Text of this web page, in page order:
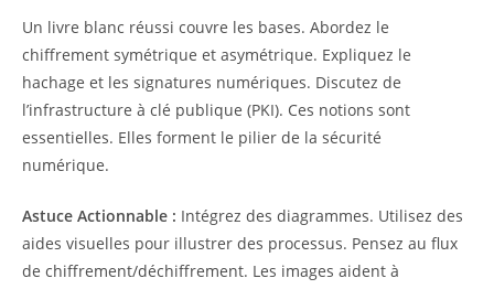
Un livre blanc réussi couvre les bases. Abordez le
chiffrement symétrique et asymétrique. Expliquez le
hachage et les signatures numériques. Discutez de
l’infrastructure à clé publique (PKI). Ces notions sont
essentielles. Elles forment le pilier de la sécurité
numérique.
Astuce Actionnable : Intégrez des diagrammes. Utilisez des
aides visuelles pour illustrer des processus. Pensez au flux
de chiffrement/déchiffrement. Les images aident à